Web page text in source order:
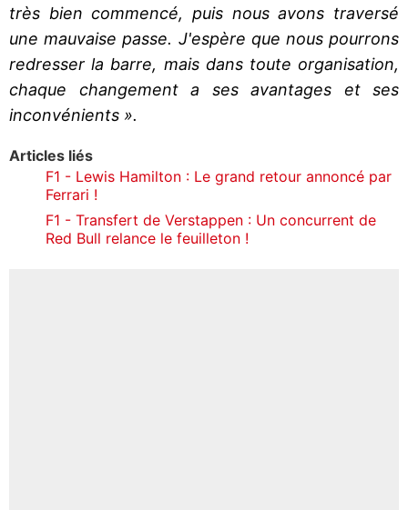
très bien commencé, puis nous avons traversé
une mauvaise passe. J'espère que nous pourrons
redresser la barre, mais dans toute organisation,
chaque changement a ses avantages et ses
inconvénients ».
Articles liés
F1 - Lewis Hamilton : Le grand retour annoncé par
Ferrari !
F1 - Transfert de Verstappen : Un concurrent de
Red Bull relance le feuilleton !